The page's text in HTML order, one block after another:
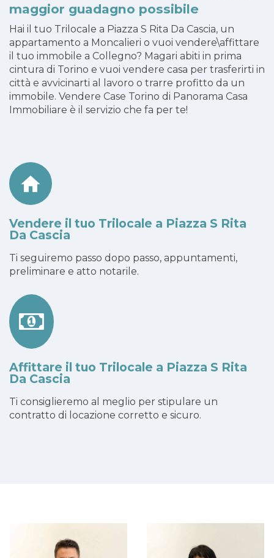
maggior guadagno possibile
Hai il tuo Trilocale a Piazza S Rita Da Cascia, un
appartamento a Moncalieri o vuoi vendere\affittare
il tuo immobile a Collegno? Magari abiti in prima
cintura di Torino e vuoi vendere casa per trasferirti in
città e avvicinarti al lavoro o trarre profitto da un
immobile. Vendere Case Torino di Panorama Casa
Immobiliare è il servizio che fa per te!
Vendere il tuo Trilocale a Piazza S Rita
Da Cascia
Ti seguiremo passo dopo passo, appuntamenti,
preliminare e atto notarile.
Affittare il tuo Trilocale a Piazza S Rita
Da Cascia
Ti consiglieremo al meglio per stipulare un
contratto di locazione corretto e sicuro.